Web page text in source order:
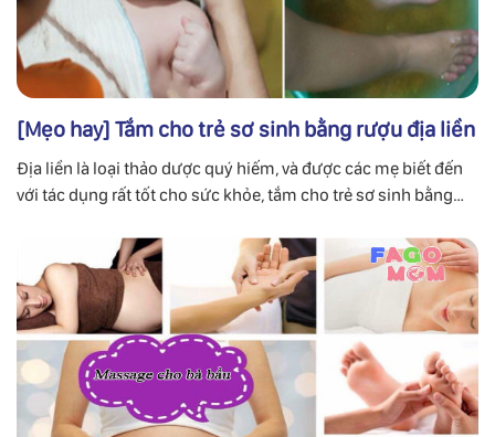
[Mẹo hay] Tắm cho trẻ sơ sinh bằng rượu địa liền
Địa liền là loại thảo dược quý hiếm, và được các mẹ biết đến
với tác dụng rất tốt cho sức khỏe, tắm cho trẻ sơ sinh bằng